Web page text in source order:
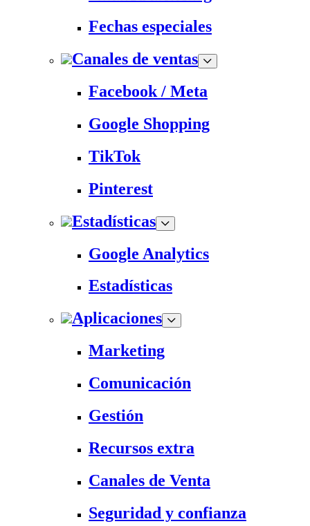
Fechas especiales
Canales de ventas
Facebook / Meta
Google Shopping
TikTok
Pinterest
Estadísticas
Google Analytics
Estadísticas
Aplicaciones
Marketing
Comunicación
Gestión
Recursos extra
Canales de Venta
Seguridad y confianza